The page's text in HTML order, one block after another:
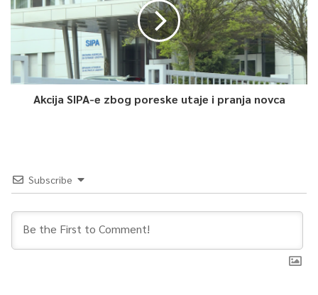
Akcija SIPA-e zbog poreske utaje i pranja novca
Subscribe